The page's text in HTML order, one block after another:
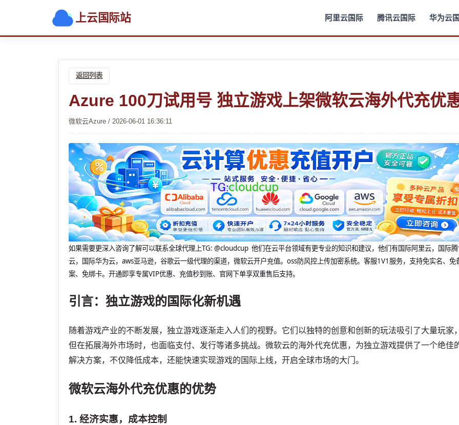
上云国际站 阿里云国际 腾讯云国际 华为云
返回列表
Azure 100刀试用号 独立游戏上架微软云海外代充优
微软云Azure / 2026-06-01 16:36:11
如果需要更深入咨询了解可以联系全球代理上TG: @cloudcup 他们在云平台领域有更专业的知识和建议，他们有国际阿里云，国际
云，国际华为云，aws亚马逊，谷歌云一级代理的渠道，微软云开户充值。oss防风控上传加密系统。客服1V1服务，支持免实名、免
案、免绑卡。开通即享专属VIP优惠、充值秒到账、官网下单享双重售后支持。
引言：独立游戏的国际化新机遇
随着游戏产业的不断发展，独立游戏逐渐走入人们的视野。它们以独特的创意和创新的玩法吸引了大量玩家，
但在拓展海外市场时，也面临支付、发行等诸多挑战。微软云的海外代充优惠，为独立游戏提供了一个绝佳
解决方案，不仅降低成本，还能快速实现游戏的国际上线，开启全球市场的大门。
微软云海外代充优惠的优势
1. 经济实惠，成本控制